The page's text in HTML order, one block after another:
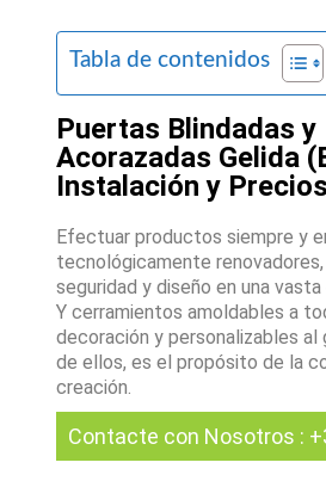
Tabla de contenidos
Puertas Blindadas y
Acorazadas Gelida
Instalación y Precios
Efectuar productos siempre y
tecnológicamente
seguridad y diseño en una
Y cerramientos amoldables a
decoración y personalizables al
de ellos, es el propósito de la
creación.
Contacte con Nosotros :